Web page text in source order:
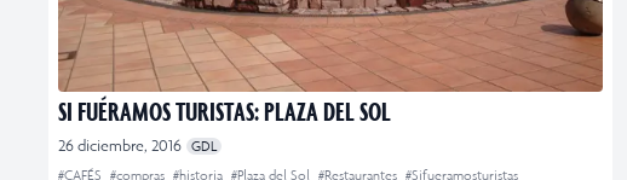
SI FUÉRAMOS TURISTAS: PLAZA DEL SOL
26 diciembre, 2016 GDL
#CAFÉS #compras #historia #Plaza del Sol #Restaurantes #Sifueramosturistas